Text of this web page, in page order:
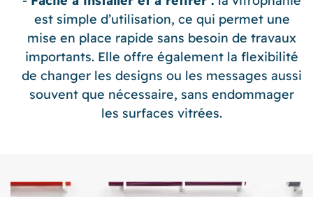
est simple d’utilisation, ce qui permet une
mise en place rapide sans besoin de travaux
importants. Elle offre également la flexibilité
de changer les designs ou les messages aussi
souvent que nécessaire, sans endommager
les surfaces vitrées.